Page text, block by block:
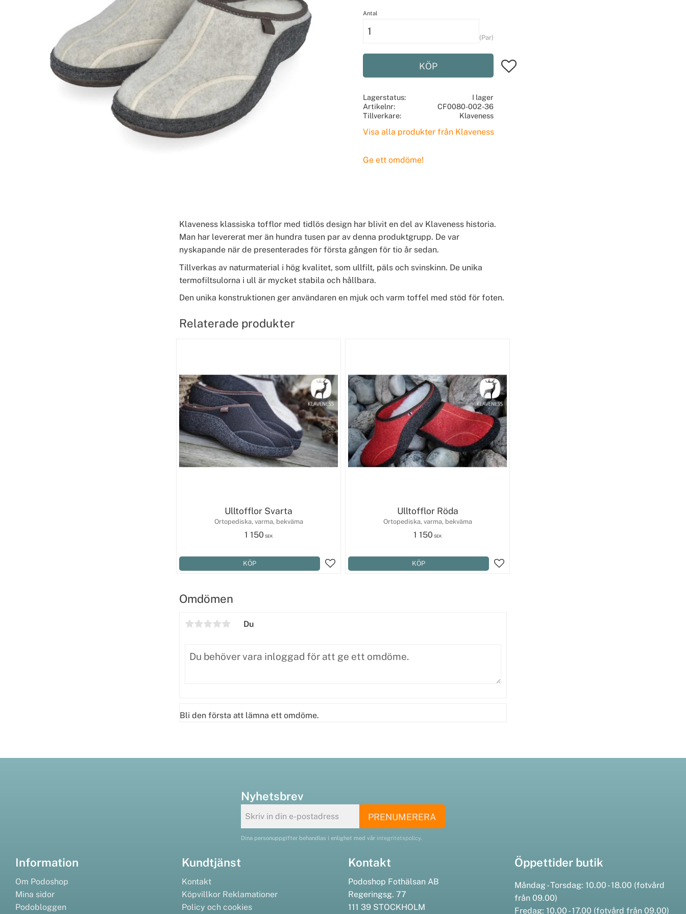
Antal
Par
KÖP Lägg till i favoriter
Lagerstatus
I lager
Artikelnr
CF0080-002-36
Tillverkare
Klaveness
Visa alla produkter från Klaveness
Ge ett omdöme!
Klaveness klassiska tofflor med tidlös design har blivit en del av Klaveness historia.
Man har levererat mer än hundra tusen par av denna produktgrupp. De var
nyskapande när de presenterades för första gången för tio år sedan.
Tillverkas av naturmaterial i hög kvalitet, som ullfilt, päls och svinskinn. De unika
termofiltsulorna i ull är mycket stabila och hållbara.
Den unika konstruktionen ger användaren en mjuk och varm toffel med stöd för foten.
Omdömen
Du
Bli den första att lämna ett omdöme.
Relaterade produkter
Ulltofflor Svarta
Ortopediska, varma, bekväma
1 150 SEK
Lägg till i favoriter
Ulltofflor Röda
Ortopediska, varma, bekväma
1 150 SEK
Lägg till i favoriter
Nyhetsbrev
PRENUMERERA
Dina personuppgifter behandlas i enlighet med vår integritetspolicy.
Information
Om Podoshop
Mina sidor
Podobloggen
Kundtjänst
Kontakt
Köpvillkor Reklamationer
Policy och cookies
Kontakt
Podoshop Fothälsan AB
Regeringsg. 77
111 39 STOCKHOLM
Öppettider butik
Måndag - Torsdag: 10.00 - 18.00 (fotvård
från 09.00)
Fredag: 10.00 - 17.00 (fotvård från 09.00)